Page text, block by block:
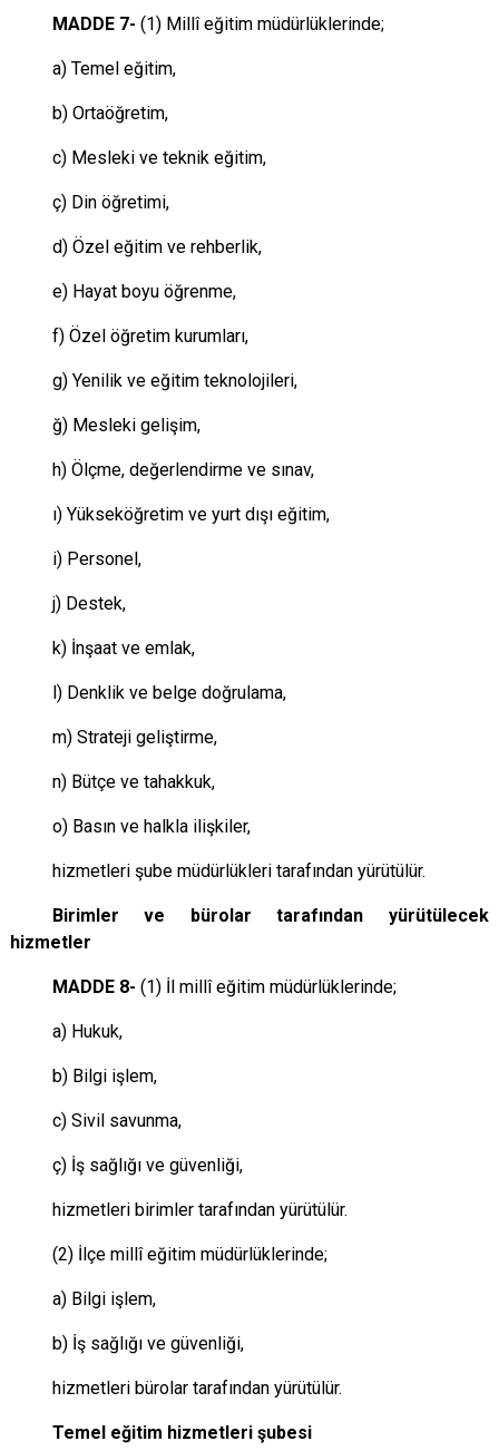
MADDE 7- (1) Millî eğitim müdürlüklerinde;
a) Temel eğitim,
b) Ortaöğretim,
c) Mesleki ve teknik eğitim,
ç) Din öğretimi,
d) Özel eğitim ve rehberlik,
e) Hayat boyu öğrenme,
f) Özel öğretim kurumları,
g) Yenilik ve eğitim teknolojileri,
ğ) Mesleki gelişim,
h) Ölçme, değerlendirme ve sınav,
ı) Yükseköğretim ve yurt dışı eğitim,
i) Personel,
j) Destek,
k) İnşaat ve emlak,
l) Denklik ve belge doğrulama,
m) Strateji geliştirme,
n) Bütçe ve tahakkuk,
o) Basın ve halkla ilişkiler,
hizmetleri şube müdürlükleri tarafından yürütülür.
Birimler ve bürolar tarafından yürütülecek
hizmetler
MADDE 8- (1) İl millî eğitim müdürlüklerinde;
a) Hukuk,
b) Bilgi işlem,
c) Sivil savunma,
ç) İş sağlığı ve güvenliği,
hizmetleri birimler tarafından yürütülür.
(2) İlçe millî eğitim müdürlüklerinde;
a) Bilgi işlem,
b) İş sağlığı ve güvenliği,
hizmetleri bürolar tarafından yürütülür.
Temel eğitim hizmetleri şubesi